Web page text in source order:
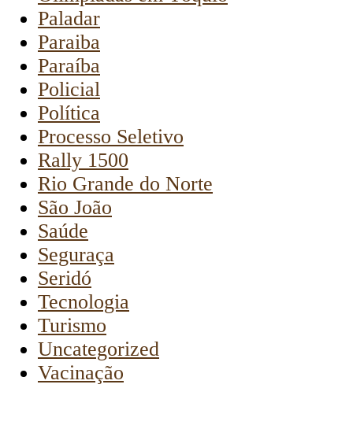
Paladar
Paraiba
Paraíba
Policial
Política
Processo Seletivo
Rally 1500
Rio Grande do Norte
São João
Saúde
Seguraça
Seridó
Tecnologia
Turismo
Uncategorized
Vacinação